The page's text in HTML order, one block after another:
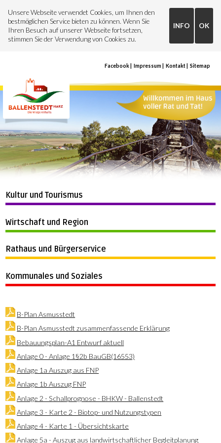
Unsere Webseite verwendet Cookies, um Ihnen den
bestmöglichen Service bieten zu können. Wenn Sie
Ihren Besuch auf unserer Webseite fortsetzen,
stimmen Sie der Verwendung von Cookies zu.
INFO OK
Facebook Impressum Kontakt Sitemap
Kultur und Tourismus
Wirtschaft und Region
Rathaus und Bürgerservice
Kommunales und Soziales
B-Plan Asmusstedt
B-Plan Asmusstedt zusammenfassende Erklärung
Bebauungsplan-A1 Entwurf aktuell
Anlage 0 - Anlage 1§2b BauGB(16553)
Anlage 1a Auszug aus FNP
Anlage 1b Auszug FNP
Anlage 2 - Schallprognose - BHKW - Ballenstedt
Anlage 3 - Karte 2 - Biotop- und Nutzungstypen
Anlage 4 - Karte 1 - Übersichtskarte
Anlage 5a - Auszug aus landwirtschaftlicher Begleitplanung